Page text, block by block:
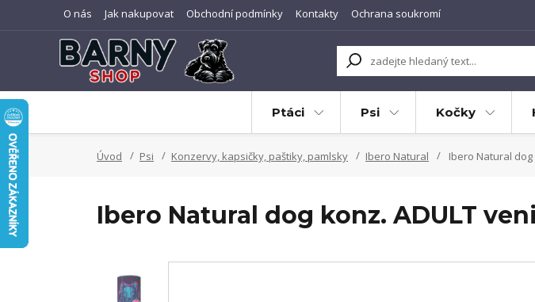
O nás Jak nakupovat Obchodní podmínky Kontakty Ochrana soukromí
Ptáci Psi Kočky
Úvod Psi Konzervy, kapsičky, paštiky, pamlsky Ibero Natural Ibero Natural dog
Ibero Natural dog konz. ADULT